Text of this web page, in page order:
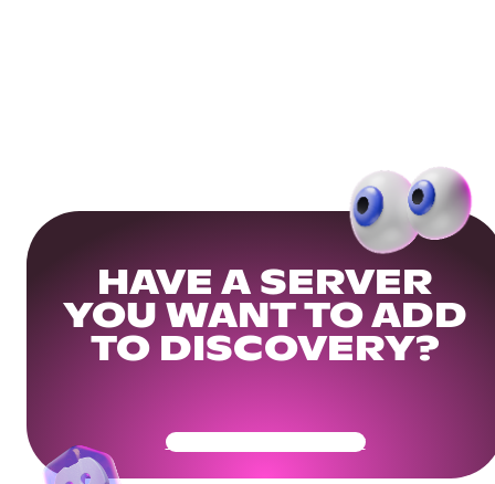
HAVE A SERVER
YOU WANT TO ADD
TO DISCOVERY?
Get Your Community Ready